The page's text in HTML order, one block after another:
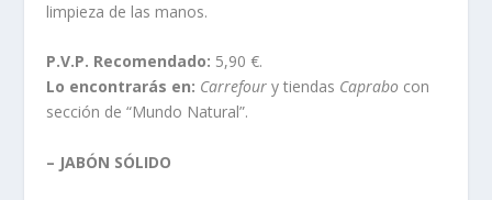
limpieza de las manos.
P.V.P. Recomendado: 5,90 €.
Lo encontrarás en: Carrefour y tiendas Caprabo con
sección de “Mundo Natural”.
– JABÓN SÓLIDO